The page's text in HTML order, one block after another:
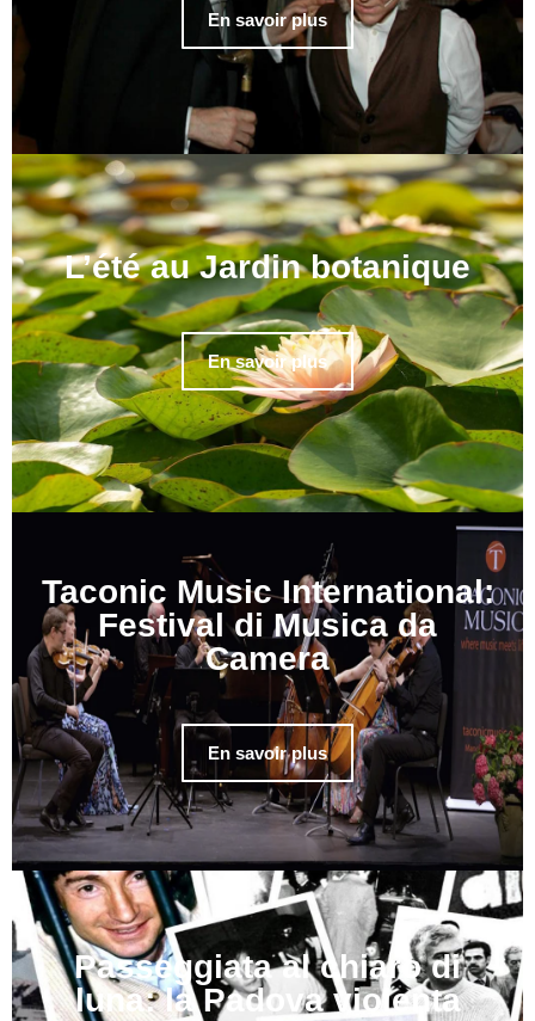
En savoir plus
L’été au Jardin botanique
En savoir plus
Taconic Music International:
Festival di Musica da
Camera
En savoir plus
Passeggiata al chiaro di
luna: la Padova violenta